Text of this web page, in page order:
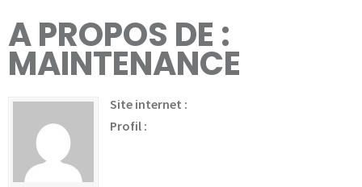
A PROPOS DE :
MAINTENANCE
Site internet :
Profil :